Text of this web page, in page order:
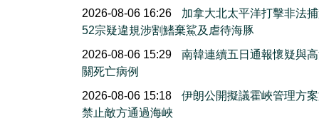
2026-08-06 16:26
加拿大北太平洋打擊非法
52宗疑違規涉割鰭棄鯊及虐待海豚
2026-08-06 15:29
南韓連續五日通報懷疑與
關死亡病例
2026-08-06 15:18
伊朗公開擬議霍峽管理方
禁止敵方通過海峽